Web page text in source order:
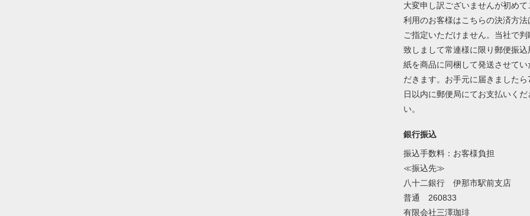
大変申し訳ございませんが初めて
利用のお客様はこちらの決済方法
ご指定いただけません。当社で判
致しまして常連様に限り郵便振込
紙を商品に同梱して発送させてい
だきます。お手元に届きましたら
日以内に郵便局にてお支払いくだ
い。
銀行振込
振込手数料：お客様負担
≪振込先≫
八十二銀行 伊那市駅前支店
普通 260833
有限会社三澤珈琲